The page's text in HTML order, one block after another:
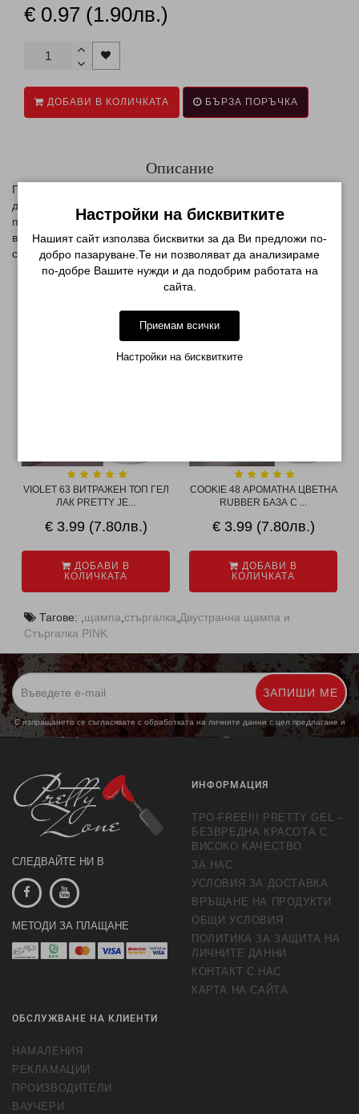
€ 0.97 (1.90лв.)
ДОБАВИ В КОЛИЧКАТА БЪРЗА ПОРЪЧКА
Описание
Печат - щампа не може да бъде направена със всеки лак. За
да се получи хубава картинка трябва да се избере най-
подходящия лак за печат. Фактът, че той трябва да бъде със
високо съдържание на пигмент - плътен и по-гъст . Ето защо,
специални лакове за печат са с малко по-висока цена.
МОЖЕ ДА ХАРЕСАТЕ ОЩЕ
VIOLET 63 ВИТРАЖЕН ТОП ГЕЛ
ЛАК PRETTY JE...
€ 3.99 (7.80лв.)
ДОБАВИ В
КОЛИЧКАТА
COOKIE 48 АРОМАТНА ЦВЕТНА
RUBBER БАЗА С ...
€ 3.99 (7.80лв.)
ДОБАВИ В
КОЛИЧКАТА
Тагове: щампа стъргалка Двустранна щампа и
Стъргалка PINK
ЗАПИШИ МЕ
С изпращането се съгласявате с обработката на личните данни с цел предлагане и
обработка на маркетингови предложения. Повече информация
СЛЕДВАЙТЕ НИ В
МЕТОДИ ЗА ПЛАЩАНЕ
ИНФОРМАЦИЯ
TPO-FREE!!! PRETTY GEL –
БЕЗВРЕДНА КРАСОТА С
ВИСОКО КАЧЕСТВО
ЗА НАС
УСЛОВИЯ ЗА ДОСТАВКА
ВРЪЩАНЕ НА ПРОДУКТИ
ОБЩИ УСЛОВИЯ
ПОЛИТИКА ЗА ЗАЩИТА НА
ЛИЧНИТЕ ДАННИ
КОНТАКТ С НАС
КАРТА НА САЙТА
ОБСЛУЖВАНЕ НА КЛИЕНТИ
НАМАЛЕНИЯ
РЕКЛАМАЦИИ
ПРОИЗВОДИТЕЛИ
ВАУЧЕРИ
Настройки на бисквитките
Нашият сайт използва бисквитки за да Ви предложи по-
добро пазаруване.Те ни позволяват да анализираме
по-добре Вашите нужди и да подобрим работата на
сайта.
Приемам всички
Настройки на бисквитките